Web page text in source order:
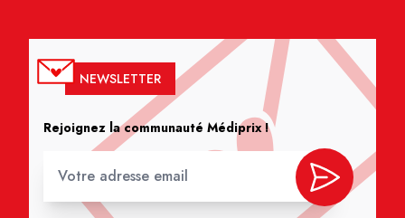
NEWSLETTER
Rejoignez la communauté Médiprix !